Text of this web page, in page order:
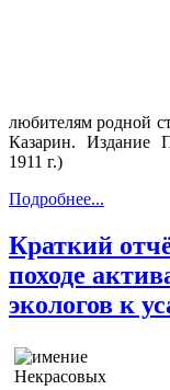
любителям родной
Казарин. Издание
1911 г.)
Подробнее...
Краткий
походе
экологов к